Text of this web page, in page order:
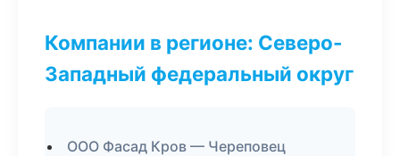
Компании в регионе: Северо-
Западный федеральный округ
ООО Фасад Кров — Череповец